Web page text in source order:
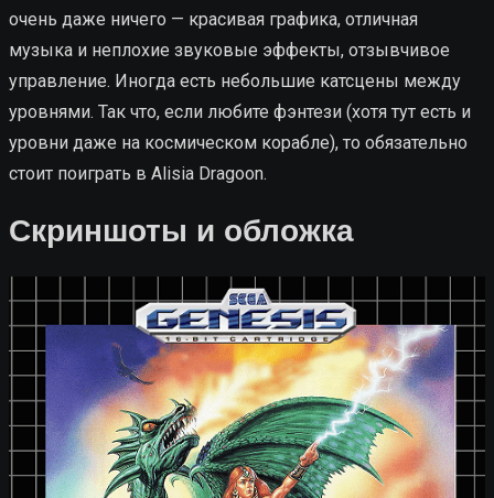
очень даже ничего — красивая графика, отличная
музыка и неплохие звуковые эффекты, отзывчивое
управление. Иногда есть небольшие катсцены между
уровнями. Так что, если любите фэнтези (хотя тут есть и
уровни даже на космическом корабле), то обязательно
стоит поиграть в Alisia Dragoon.
Скриншоты и обложка